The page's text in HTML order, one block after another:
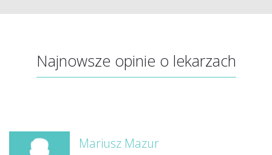
Najnowsze opinie o lekarzach
Mariusz Mazur